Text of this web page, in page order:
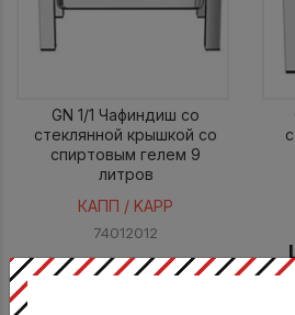
GN 1/1 Чафиндиш со
стеклянной крышкой со
спиртовым гелем 9
литров
КАПП / KAPP
74012012
Цена по запросу